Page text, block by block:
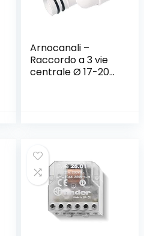
Arnocanali –
Raccordo a 3 vie
centrale Ø 17-20